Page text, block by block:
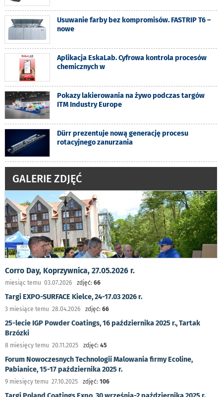
Usuwanie farby bez kompromisów. FASTRIP T6 –
nowe
Aplikacja EskaLab. Cyfrowa kontrola procesów
chemicznych w
Pokazy lakierowania na żywo podczas targów
ITM Industry Europe
Dürr prezentuje nową generację procesu
rotacyjnego zanurzania
GALERIE ZDJĘĆ
Corro Day, Koprzywnica, 27.05.2026 r.
miesiąc temu 03.07.2026 zdjęć: 66
Targi EXPO-SURFACE Kielce, 24-17.03 2026 r.
3 miesiące temu 28.04.2026 zdjęć: 66
25-lecie IGP Powder Coatings, 16 października 2025 r., Tartak
Brzózki
8 miesięcy temu 20.11.2025 zdjęć: 45
Forum Nowoczesnych Technologii Malowania firmy Ecoline,
Pabianice, 15-17 października 2025 r.
9 miesięcy temu 27.10.2025 zdjęć: 106